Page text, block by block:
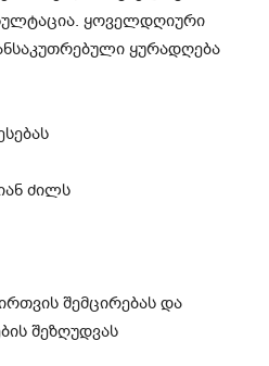
ყოველდღიური
ყურადღება
ძილს
შემცირებას და
შეზღუდვას